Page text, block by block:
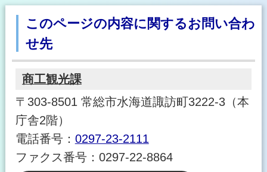
このページの内容に関するお問い合わ
せ先
商工観光課
〒303-8501 常総市水海道諏訪町3222-3（本
庁舎2階）
電話番号： 0297-23-2111
ファクス番号：0297-22-8864